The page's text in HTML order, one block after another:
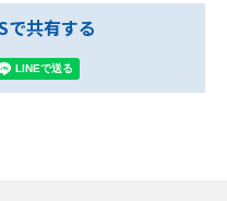
で共有する